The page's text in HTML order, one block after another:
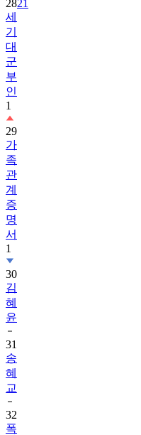
2821
세
기
대
군
부
인
1
29
가
족
관
계
증
명
서
1
30
김
혜
윤
31
송
혜
교
32
폭